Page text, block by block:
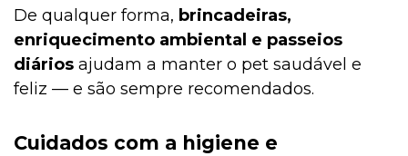
De qualquer forma, brincadeiras,
enriquecimento ambiental e passeios
diários ajudam a manter o pet saudável e
feliz — e são sempre recomendados.
Cuidados com a higiene e